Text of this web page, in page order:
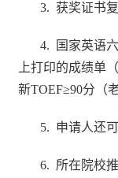
3.获奖证书
4. 国家英语
上打印的成绩单
新TOEF≥90分（
5. 申请人还
6. 所在院校